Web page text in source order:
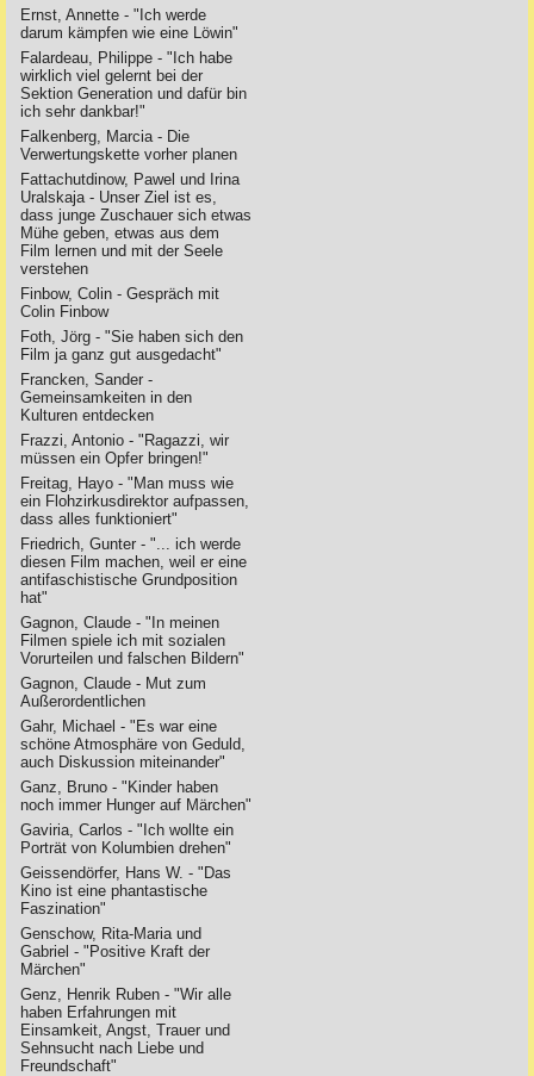
Ernst, Annette - "Ich werde
darum kämpfen wie eine Löwin"
Falardeau, Philippe - "Ich habe
wirklich viel gelernt bei der
Sektion Generation und dafür bin
ich sehr dankbar!"
Falkenberg, Marcia - Die
Verwertungskette vorher planen
Fattachutdinow, Pawel und Irina
Uralskaja - Unser Ziel ist es,
dass junge Zuschauer sich etwas
Mühe geben, etwas aus dem
Film lernen und mit der Seele
verstehen
Finbow, Colin - Gespräch mit
Colin Finbow
Foth, Jörg - "Sie haben sich den
Film ja ganz gut ausgedacht"
Francken, Sander -
Gemeinsamkeiten in den
Kulturen entdecken
Frazzi, Antonio - "Ragazzi, wir
müssen ein Opfer bringen!"
Freitag, Hayo - "Man muss wie
ein Flohzirkusdirektor aufpassen,
dass alles funktioniert"
Friedrich, Gunter - "... ich werde
diesen Film machen, weil er eine
antifaschistische Grundposition
hat"
Gagnon, Claude - "In meinen
Filmen spiele ich mit sozialen
Vorurteilen und falschen Bildern"
Gagnon, Claude - Mut zum
Außerordentlichen
Gahr, Michael - "Es war eine
schöne Atmosphäre von Geduld,
auch Diskussion miteinander"
Ganz, Bruno - "Kinder haben
noch immer Hunger auf Märchen"
Gaviria, Carlos - "Ich wollte ein
Porträt von Kolumbien drehen"
Geissendörfer, Hans W. - "Das
Kino ist eine phantastische
Faszination"
Genschow, Rita-Maria und
Gabriel - "Positive Kraft der
Märchen"
Genz, Henrik Ruben - "Wir alle
haben Erfahrungen mit
Einsamkeit, Angst, Trauer und
Sehnsucht nach Liebe und
Freundschaft"